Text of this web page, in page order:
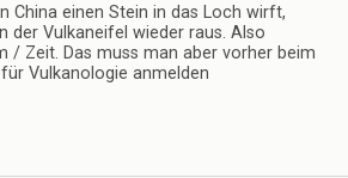
China einen Stein in das Loch wirft,
der Vulkaneifel wieder raus. Also
/ Zeit. Das muss man aber vorher beim
Vulkanologie anmelden